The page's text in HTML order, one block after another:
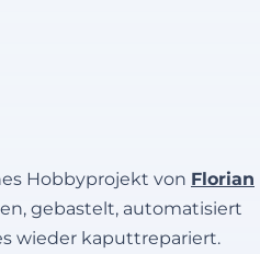
Hobbyprojekt von Florian
gebastelt, automatisiert
wieder kaputtrepariert.